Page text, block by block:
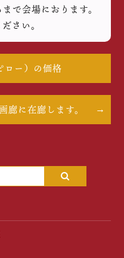
で会場におります。
さい。
ロー）の価格
に在廊します。